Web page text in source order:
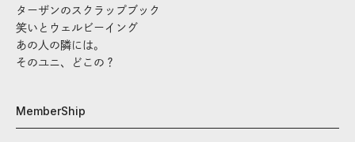
ターザンのスクラップブック
笑いとウェルビーイング
あの人の隣には。
そのユニ、どこの？
MemberShip